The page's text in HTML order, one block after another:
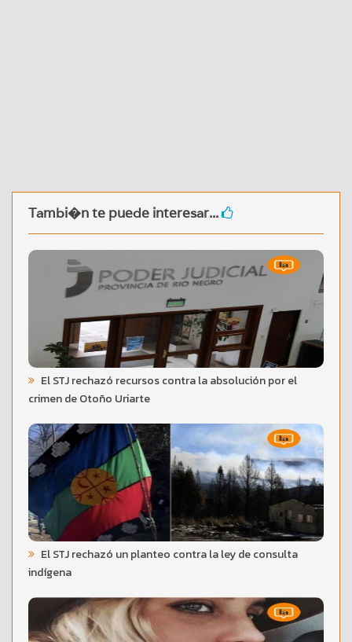
Tambi�n te puede interesar...
El STJ rechazó recursos contra la absolución por el
crimen de Otoño Uriarte
El STJ rechazó un planteo contra la ley de consulta
indígena